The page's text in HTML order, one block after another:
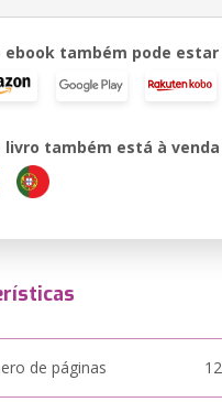
ebook também pode estar
livro também está à venda
de páginas